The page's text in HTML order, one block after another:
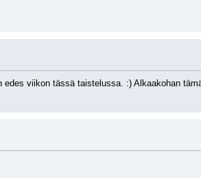
viikon tässä taistelussa. :) Alkaakohan